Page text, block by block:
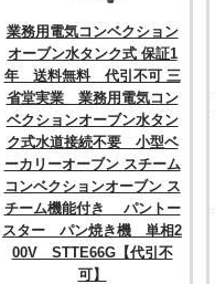
業務用電気コンベクション
オーブン水タンク式 保証1
年 送料無料 代引不可 三
省堂実業 業務用電気コン
ベクションオーブン水タン
ク式水道接続不要 小型ベ
ーカリーオーブン スチーム
コンベクションオーブン ス
チーム機能付き パントー
スター パン焼き機 単相2
00V STTE66G【代引不
可】